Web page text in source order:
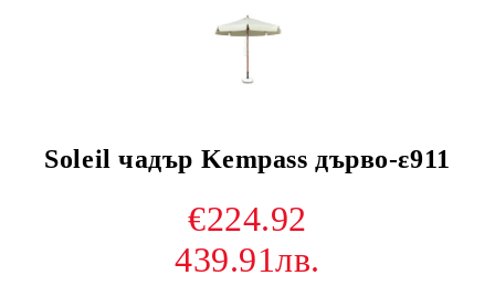
Soleil чадър Kempass дърво-ε911
€224.92
439.91лв.